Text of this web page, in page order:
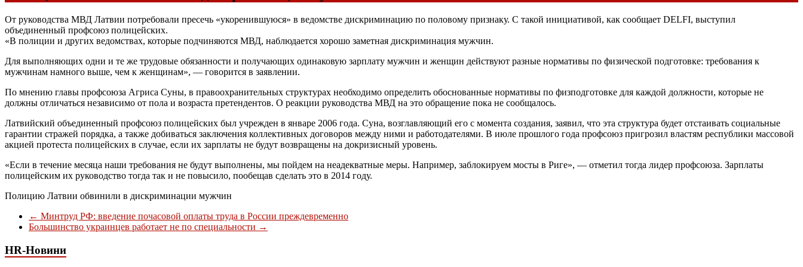
От руководства МВД Латвии потребовали пресечь «укоренившуюся» в ведомстве дискриминацию по половому признаку. С такой инициативой, как сообщает DELFI, выступил
объединенный профсоюз полицейских.
«В полиции и других ведомствах, которые подчиняются МВД, наблюдается хорошо заметная дискриминация мужчин.
Для выполняющих одни и те же трудовые обязанности и получающих одинаковую зарплату мужчин и женщин действуют разные нормативы по физической подготовке: требования к
мужчинам намного выше, чем к женщинам», — говорится в заявлении.
По мнению главы профсоюза Агриса Суны, в правоохранительных структурах необходимо определить обоснованные нормативы по физподготовке для каждой должности, которые не
должны отличаться независимо от пола и возраста претендентов. О реакции руководства МВД на это обращение пока не сообщалось.
Латвийский объединенный профсоюз полицейских был учрежден в январе 2006 года. Суна, возглавляющий его с момента создания, заявил, что эта структура будет отстаивать социальные
гарантии стражей порядка, а также добиваться заключения коллективных договоров между ними и работодателями. В июле прошлого года профсоюз пригрозил властям республики массовой
акцией протеста полицейских в случае, если их зарплаты не будут возвращены на докризисный уровень.
«Если в течение месяца наши требования не будут выполнены, мы пойдем на неадекватные меры. Например, заблокируем мосты в Риге», — отметил тогда лидер профсоюза. Зарплаты
полицейским их руководство тогда так и не повысило, пообещав сделать это в 2014 году.
Полицию Латвии обвинили в дискриминации мужчин
← Минтруд РФ: введение почасовой оплаты труда в России преждевременно
Большинство украинцев работает не по специальности →
HR-Новини